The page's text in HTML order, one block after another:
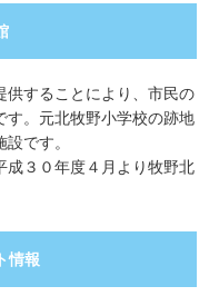
供することにより、市民の
す。元北牧野小学校の跡地
です。
３０年度４月より牧野北
情報